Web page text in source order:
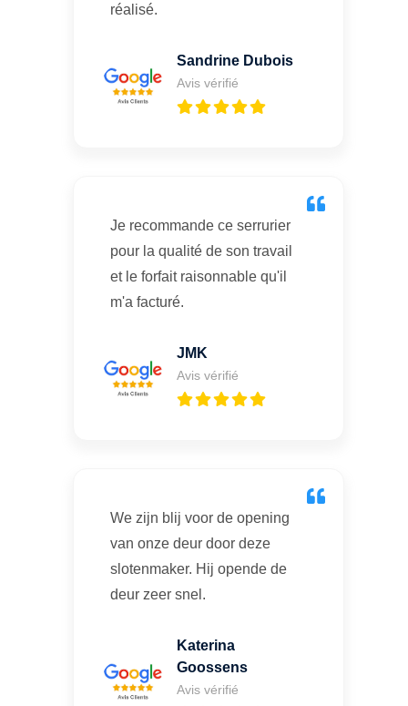
réalisé.
Sandrine Dubois
Avis vérifié
Je recommande ce serrurier
pour la qualité de son travail
et le forfait raisonnable qu'il
m'a facturé.
JMK
Avis vérifié
We zijn blij voor de opening
van onze deur door deze
slotenmaker. Hij opende de
deur zeer snel.
Katerina
Goossens
Avis vérifié